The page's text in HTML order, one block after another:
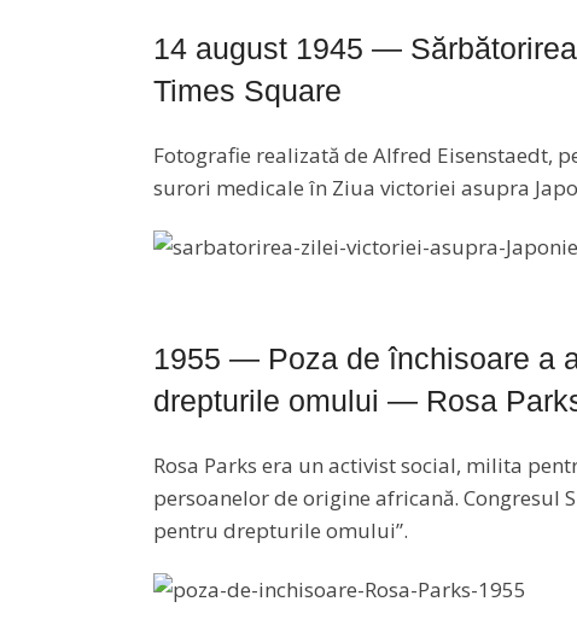
14 august 1945 —
Times Square
Fotografie realizată de Alfred Eisenstaedt,
surori medicale în Ziua victoriei asupra
1955 — Poza de închisoare a
drepturile omului — Rosa
Rosa Parks era un activist social, milita
persoanelor de origine africană. Congresul
pentru drepturile omului”.